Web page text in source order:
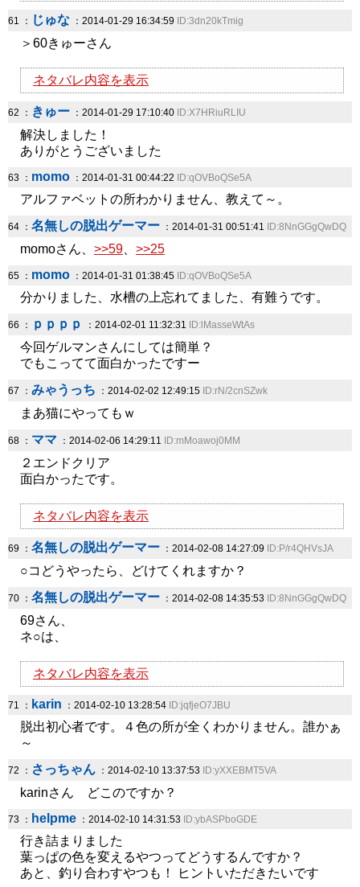
61 ： じゅな ：2014-01-29 16:34:59 ID:3dn20kTmig
＞60きゅーさん
ネタバレ内容を表示
62 ： きゅー ：2014-01-29 17:10:40 ID:X7HRiuRLIU
解決しました！
ありがとうございました
63 ： momo ：2014-01-31 00:44:22 ID:qOVBoQSe5A
アルファベットの所わかりません、教えて～。
64 ： 名無しの脱出ゲーマー ：2014-01-31 00:51:41 ID:8NnGGgQwDQ
momoさん、 >>59 >>25
65 ： momo ：2014-01-31 01:38:45 ID:qOVBoQSe5A
分かりました、水槽の上忘れてました、有難うです。
66 ： ｐｐｐｐ ：2014-02-01 11:32:31 ID:lMasseWtAs
今回ゲルマンさんにしては簡単？
でもこってて面白かったですー
67 ： みゃうっち ：2014-02-02 12:49:15 ID:rN/2cnSZwk
まあ猫にやってもｗ
68 ： ママ ：2014-02-06 14:29:11 ID:mMoawoj0MM
２エンドクリア
面白かったです。
ネタバレ内容を表示
69 ： 名無しの脱出ゲーマー ：2014-02-08 14:27:09 ID:P/r4QHVsJA
○コどうやったら、どけてくれますか？
70 ： 名無しの脱出ゲーマー ：2014-02-08 14:35:53 ID:8NnGGgQwDQ
69さん、
ネ○は、
ネタバレ内容を表示
71 ： karin ：2014-02-10 13:28:54 ID:jqfjeO7JBU
脱出初心者です。４色の所が全くわかりません。誰かぁ
～
72 ： さっちゃん ：2014-02-10 13:37:53 ID:yXXEBMT5VA
karinさん どこのですか？
73 ： helpme ：2014-02-10 14:31:53 ID:ybASPboGDE
行き詰まりました
葉っぱの色を変えるやつってどうするんですか？
あと、釣り合わすやつも！ ヒントいただきたいです